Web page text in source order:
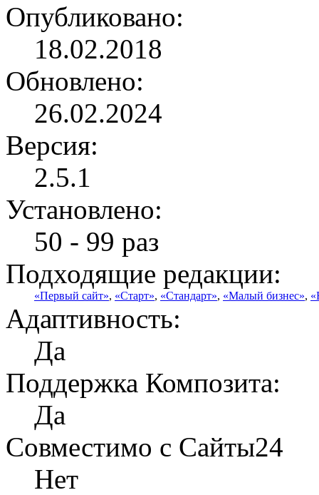
Опубликовано:
18.02.2018
Обновлено:
26.02.2024
Версия:
2.5.1
Установлено:
50 - 99 раз
Подходящие редакции:
«Первый сайт», «Старт», «Стандарт», «Малый бизнес»,
Адаптивность:
Да
Поддержка Композита:
Да
Совместимо с Сайты24
Нет